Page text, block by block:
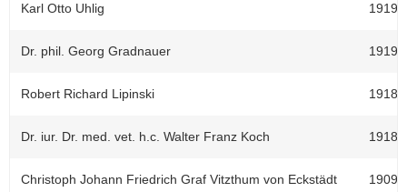
Karl Otto Uhlig 1919-
Dr. phil. Georg Gradnauer 1919
Robert Richard Lipinski 1918-
Dr. iur. Dr. med. vet. h.c. Walter Franz Koch 1918
Christoph Johann Friedrich Graf Vitzthum von Eckstädt
1909-